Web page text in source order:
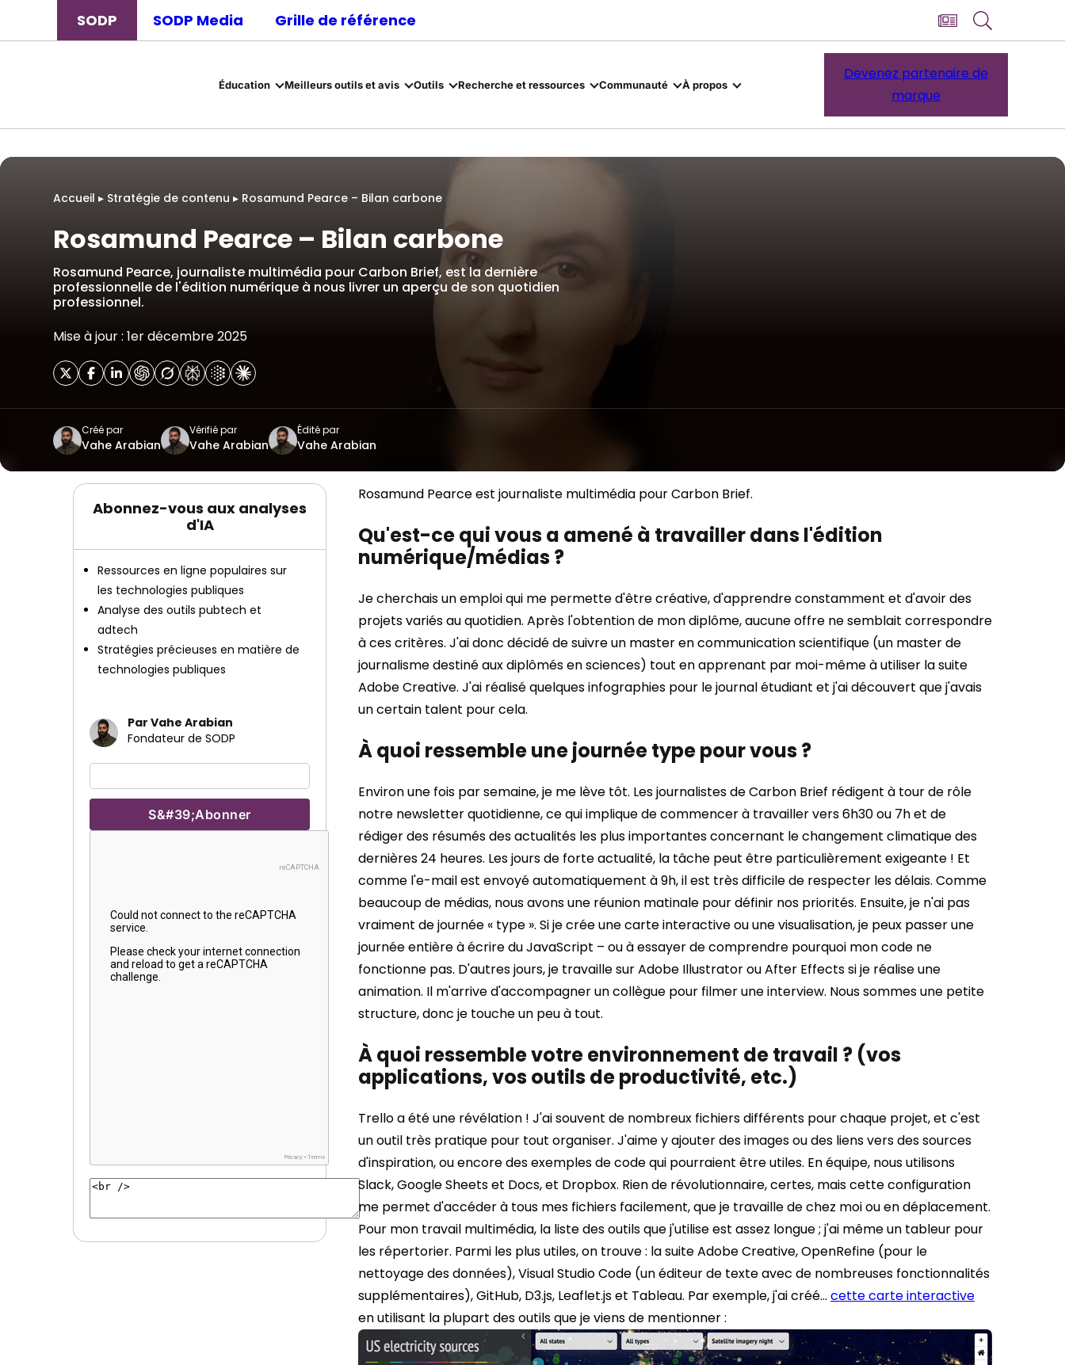
SODP SODP Media Grille de référence
Éducation Meilleurs outils et avis Outils Recherche et ressources Communauté À propos
Devenez partenaire de
marque
Accueil ▸ Stratégie de contenu ▸ Rosamund Pearce – Bilan carbone
Rosamund Pearce – Bilan carbone
Rosamund Pearce, journaliste multimédia pour Carbon Brief, est la dernière
professionnelle de l'édition numérique à nous livrer un aperçu de son quotidien
professionnel.
Mise à jour : 1er décembre 2025
Créé par
Vahe Arabian
Vérifié par
Vahe Arabian
Édité par
Vahe Arabian
Abonnez-vous aux analyses
d'IA
Ressources en ligne populaires sur
les technologies publiques
Analyse des outils pubtech et
adtech
Stratégies précieuses en matière de
technologies publiques
Par Vahe Arabian
Fondateur de SODP
Rosamund Pearce est journaliste multimédia pour Carbon Brief.
Qu'est-ce qui vous a amené à travailler dans l'édition
numérique/médias ?
Je cherchais un emploi qui me permette d'être créative, d'apprendre constamment et d'avoir des
projets variés au quotidien. Après l'obtention de mon diplôme, aucune offre ne semblait correspondre
à ces critères. J'ai donc décidé de suivre un master en communication scientifique (un master de
journalisme destiné aux diplômés en sciences) tout en apprenant par moi-même à utiliser la suite
Adobe Creative. J'ai réalisé quelques infographies pour le journal étudiant et j'ai découvert que j'avais
un certain talent pour cela.
À quoi ressemble une journée type pour vous ?
Environ une fois par semaine, je me lève tôt. Les journalistes de Carbon Brief rédigent à tour de rôle
notre newsletter quotidienne, ce qui implique de commencer à travailler vers 6h30 ou 7h et de
rédiger des résumés des actualités les plus importantes concernant le changement climatique des
dernières 24 heures. Les jours de forte actualité, la tâche peut être particulièrement exigeante ! Et
comme l'e-mail est envoyé automatiquement à 9h, il est très difficile de respecter les délais. Comme
beaucoup de médias, nous avons une réunion matinale pour définir nos priorités. Ensuite, je n'ai pas
vraiment de journée « type ». Si je crée une carte interactive ou une visualisation, je peux passer une
journée entière à écrire du JavaScript – ou à essayer de comprendre pourquoi mon code ne
fonctionne pas. D'autres jours, je travaille sur Adobe Illustrator ou After Effects si je réalise une
animation. Il m'arrive d'accompagner un collègue pour filmer une interview. Nous sommes une petite
structure, donc je touche un peu à tout.
À quoi ressemble votre environnement de travail ? (vos
applications, vos outils de productivité, etc.)
Trello a été une révélation ! J'ai souvent de nombreux fichiers différents pour chaque projet, et c'est
un outil très pratique pour tout organiser. J'aime y ajouter des images ou des liens vers des sources
d'inspiration, ou encore des exemples de code qui pourraient être utiles. En équipe, nous utilisons
Slack, Google Sheets et Docs, et Dropbox. Rien de révolutionnaire, certes, mais cette configuration
me permet d'accéder à tous mes fichiers facilement, que je travaille de chez moi ou en déplacement.
Pour mon travail multimédia, la liste des outils que j'utilise est assez longue ; j'ai même un tableur pour
les répertorier. Parmi les plus utiles, on trouve : la suite Adobe Creative, OpenRefine (pour le
nettoyage des données), Visual Studio Code (un éditeur de texte avec de nombreuses fonctionnalités
supplémentaires), GitHub, D3.js, Leaflet.js et Tableau. Par exemple, j'ai créé… cette carte interactive
en utilisant la plupart des outils que je viens de mentionner :